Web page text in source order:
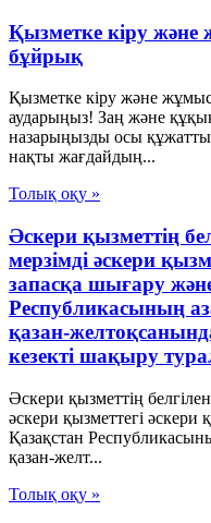
Қызметке кіру және
бұйрық
Қызметке кіру және
аударыңыз! Заң және
назарыңызды осы
нақты жағдайдың...
Толық оқу »
Әскери қызметтің
мерзімді әскери
запасқа шығару
Республикасының
қазан-
кезекті шақыру
Әскери қызметтің
әскери қызметтегі әскери
Қазақстан
қазан-желт...
Толық оқу »